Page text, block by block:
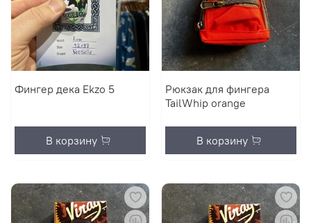
Фингер дека Ekzo 5
В корзину
Рюкзак для фингера
TailWhip orange
В корзину